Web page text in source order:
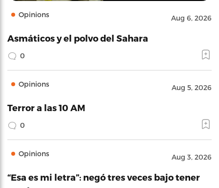
Opinions Aug 6, 2026
Asmáticos y el polvo del Sahara
0
Opinions Aug 5, 2026
Terror a las 10 AM
0
Opinions Aug 3, 2026
“Esa es mi letra”: negó tres veces bajo tener